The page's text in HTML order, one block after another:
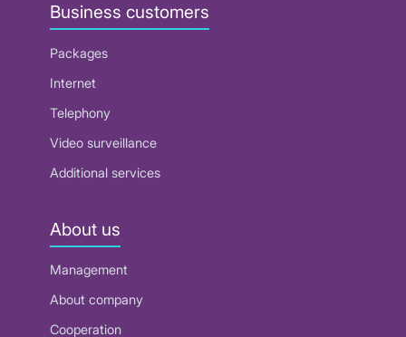
Business customers
Packages
Internet
Telephony
Video surveillance
Additional services
About us
Management
About company
Cooperation